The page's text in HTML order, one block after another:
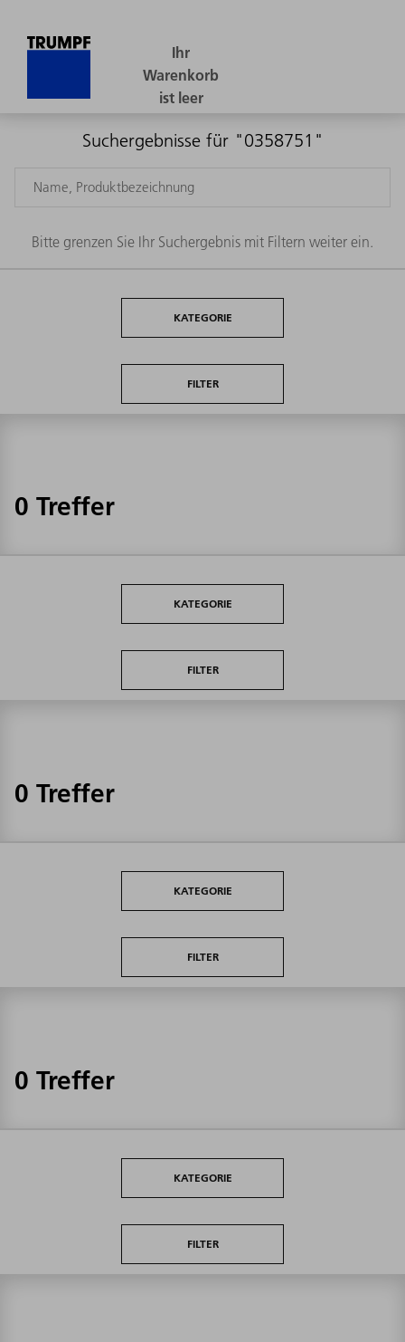
Suchergebnisse für "0358751"
Bitte grenzen Sie Ihr Suchergebnis mit Filtern weiter ein.
KATEGORIE
FILTER
0 Treffer
KATEGORIE
FILTER
0 Treffer
KATEGORIE
FILTER
0 Treffer
KATEGORIE
FILTER